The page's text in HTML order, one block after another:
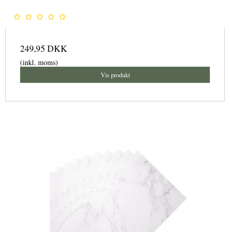
249,95 DKK
(inkl. moms)
Vis produkt